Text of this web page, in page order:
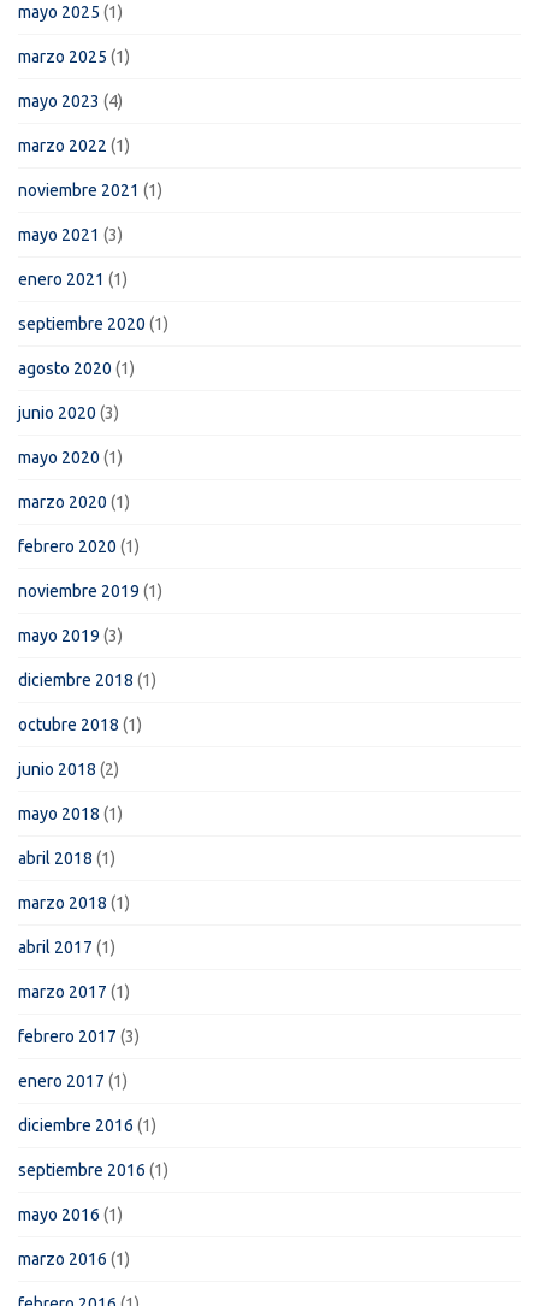
mayo 2025 (1)
marzo 2025 (1)
mayo 2023 (4)
marzo 2022 (1)
noviembre 2021 (1)
mayo 2021 (3)
enero 2021 (1)
septiembre 2020 (1)
agosto 2020 (1)
junio 2020 (3)
mayo 2020 (1)
marzo 2020 (1)
febrero 2020 (1)
noviembre 2019 (1)
mayo 2019 (3)
diciembre 2018 (1)
octubre 2018 (1)
junio 2018 (2)
mayo 2018 (1)
abril 2018 (1)
marzo 2018 (1)
abril 2017 (1)
marzo 2017 (1)
febrero 2017 (3)
enero 2017 (1)
diciembre 2016 (1)
septiembre 2016 (1)
mayo 2016 (1)
marzo 2016 (1)